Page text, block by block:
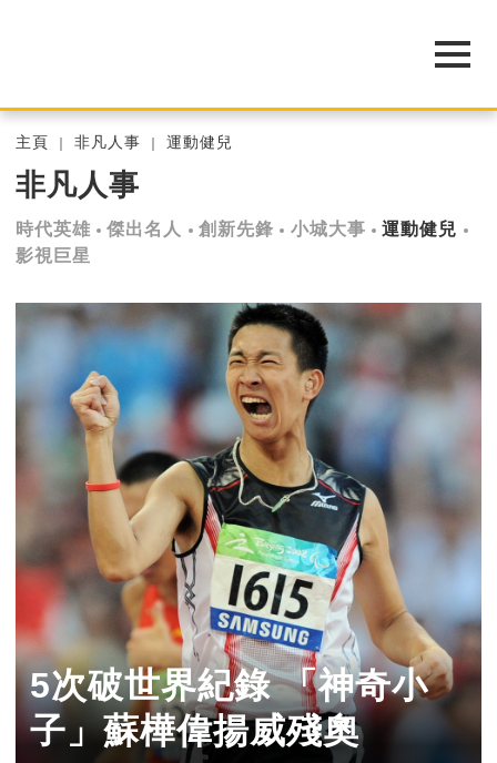
主頁 非凡人事 運動健兒
非凡人事
時代英雄 傑出名人 創新先鋒 小城大事
運動健兒
影視巨星
5次破世界紀錄 「神奇小
子」蘇樺偉揚威殘奧